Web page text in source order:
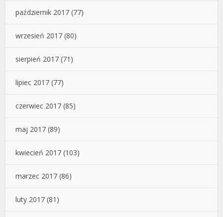
październik 2017 (77)
wrzesień 2017 (80)
sierpień 2017 (71)
lipiec 2017 (77)
czerwiec 2017 (85)
maj 2017 (89)
kwiecień 2017 (103)
marzec 2017 (86)
luty 2017 (81)